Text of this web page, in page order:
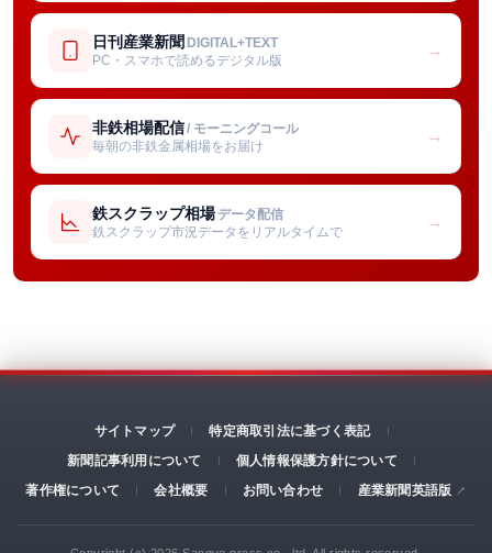
日刊産業新聞 DIGITAL+TEXT
PC・スマホで読めるデジタル版
→
非鉄相場配信/ モーニングコール
毎朝の非鉄金属相場をお届け
→
鉄スクラップ相場 データ配信
鉄スクラップ市況データをリアルタイムで
→
サイトマップ
特定商取引法に基づく表記
新聞記事利用について
個人情報保護方針について
著作権について
会社概要 お問い合わせ 産業新聞英語版